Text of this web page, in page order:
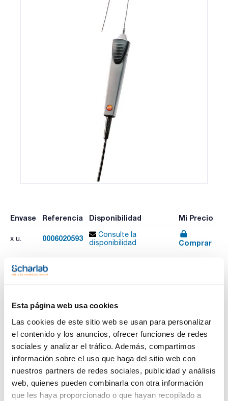
Esta página web usa cookies
Las cookies de este sitio web se usan para personalizar
el contenido y los anuncios, ofrecer funciones de redes
sociales y analizar el tráfico. Además, compartimos
información sobre el uso que haga del sitio web con
nuestros partners de redes sociales, publicidad y análisis
web, quienes pueden combinarla con otra información
que les haya proporcionado o que hayan recopilado a
Envase Referencia Disponibilidad Mi Precio
x u. 0006020593
Consulte la
disponibilidad
Comprar
Características
Descripción : Sonda de inmersión rápida, precisa, flexible y
estanca, T/P tipo K, Cable fijo
Rango de medición : -60 a +1000 °C
Clase : 1
Longitud de sonda (mm) : 300
Pack (u.) : 1
El termómetro testo 735 se distingue por su robustez y su
idoneidad para múltiples aplicaciones. El medidor de
temperatura cuenta con una entrada para sonda Pt100 de
Ver más
Documentación técnica